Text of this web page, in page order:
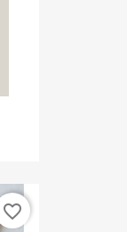
favorite_border